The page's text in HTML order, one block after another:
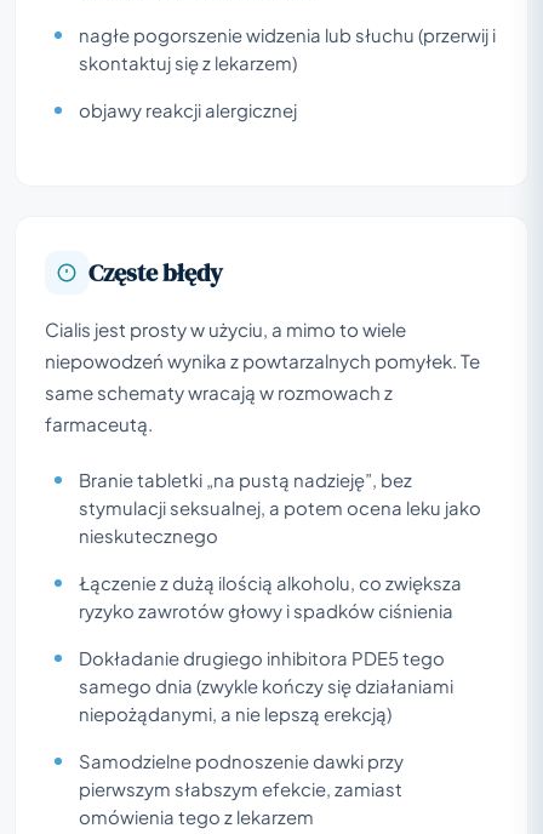
nagłe pogorszenie widzenia lub słuchu (przerwij i
skontaktuj się z lekarzem)
objawy reakcji alergicznej
Częste błędy
Cialis jest prosty w użyciu, a mimo to wiele
niepowodzeń wynika z powtarzalnych pomyłek. Te
same schematy wracają w rozmowach z
farmaceutą.
Branie tabletki „na pustą nadzieję”, bez
stymulacji seksualnej, a potem ocena leku jako
nieskutecznego
Łączenie z dużą ilością alkoholu, co zwiększa
ryzyko zawrotów głowy i spadków ciśnienia
Dokładanie drugiego inhibitora PDE5 tego
samego dnia (zwykle kończy się działaniami
niepożądanymi, a nie lepszą erekcją)
Samodzielne podnoszenie dawki przy
pierwszym słabszym efekcie, zamiast
omówienia tego z lekarzem